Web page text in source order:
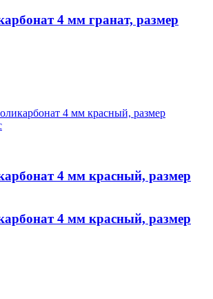
4 мм гранат, размер
4 мм красный, размер
4 мм красный, размер